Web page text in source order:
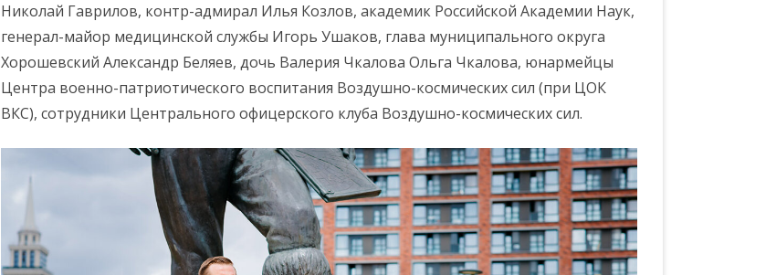
Николай Гаврилов, контр-адмирал Илья Козлов, академик Российской Академии Наук,
генерал-майор медицинской службы Игорь Ушаков, глава муниципального округа
Хорошевский Александр Беляев, дочь Валерия Чкалова Ольга Чкалова, юнармейцы
Центра военно-патриотического воспитания Воздушно-космических сил (при ЦОК
ВКС), сотрудники Центрального офицерского клуба Воздушно-космических сил.